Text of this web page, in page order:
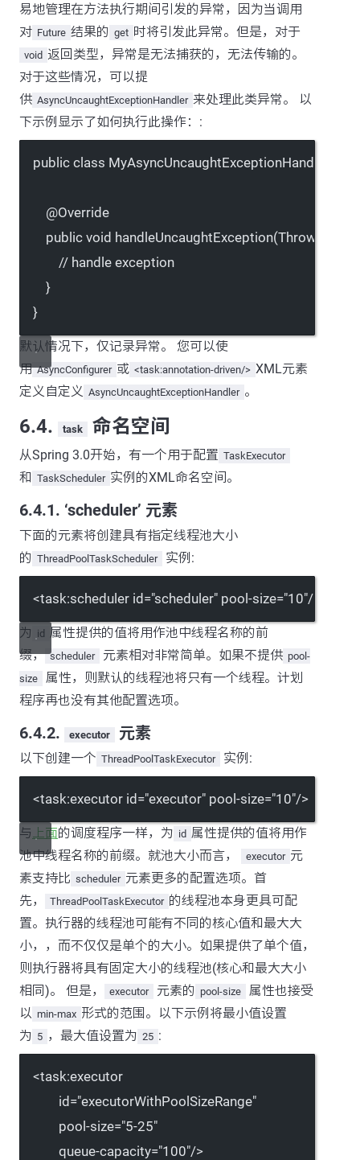
易地管理在方法执行期间引发的异常，因为当调用
对 Future 结果的 get 时将引发此异常。但是，对于
void 返回类型，异常是无法捕获的，无法传输的。
对于这些情况，可以提
供 AsyncUncaughtExceptionHandler 来处理此类异常。 以
下示例显示了如何执行此操作：:
public class MyAsyncUncaughtExceptionHandler
@Override
public void handleUncaughtException(Throwable
// handle exception
}
}
默认情况下，仅记录异常。 您可以使
用 AsyncConfigurer 或 <task:annotation-driven/> XML元素
定义自定义 AsyncUncaughtExceptionHandler 。
6.4. task 命名空间
从Spring 3.0开始，有一个用于配置 TaskExecutor
和 TaskScheduler 实例的XML命名空间。
6.4.1. ‘scheduler’ 元素
下面的元素将创建具有指定线程池大小
的 ThreadPoolTaskScheduler 实例:
<task:scheduler id="scheduler" pool-size="10"/>
为 id 属性提供的值将用作池中线程名称的前
缀， scheduler 元素相对非常简单。如果不提供 pool-
size
属性，则默认的线程池将只有一个线程。计划
程序再也没有其他配置选项。
6.4.2. executor 元素
以下创建一个 ThreadPoolTaskExecutor 实例:
<task:executor id="executor" pool-size="10"/>
与 上面的调度程序一样，为 id 属性提供的值将用作
池中线程名称的前缀。就池大小而言，
executor 元
素支持比 scheduler 元素更多的配置选项。首
先，
ThreadPoolTaskExecutor 的线程池本身更具可配
置。执行器的线程池可能有不同的核心值和最大大
小，，而不仅仅是单个的大小。如果提供了单个值，
则执行器将具有固定大小的线程池(核心和最大大小
相同)。 但是，
executor 元素的 pool-size
属性也接受
以 min-max 形式的范围。以下示例将最小值设置
为 5 ，最大值设置为 25 :
<task:executor
id="executorWithPoolSizeRange"
pool-size="5-25"
queue-capacity="100"/>